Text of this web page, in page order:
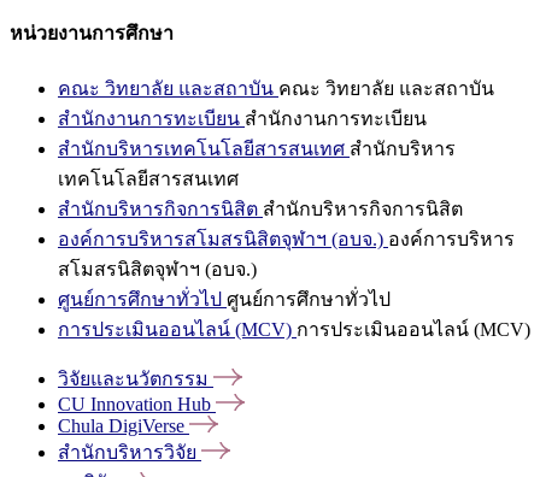
หน่วยงานการศึกษา
คณะ วิทยาลัย และสถาบัน คณะ วิทยาลัย และสถาบัน
สำนักงานการทะเบียน สำนักงานการทะเบียน
สำนักบริหารเทคโนโลยีสารสนเทศ สำนักบริหาร
เทคโนโลยีสารสนเทศ
สำนักบริหารกิจการนิสิต สำนักบริหารกิจการนิสิต
องค์การบริหารสโมสรนิสิตจุฬาฯ (อบจ.) องค์การบริหาร
สโมสรนิสิตจุฬาฯ (อบจ.)
ศูนย์การศึกษาทั่วไป ศูนย์การศึกษาทั่วไป
การประเมินออนไลน์ (MCV) การประเมินออนไลน์ (MCV)
วิจัยและนวัตกรรม
CU Innovation Hub
Chula DigiVerse
สำนักบริหารวิจัย